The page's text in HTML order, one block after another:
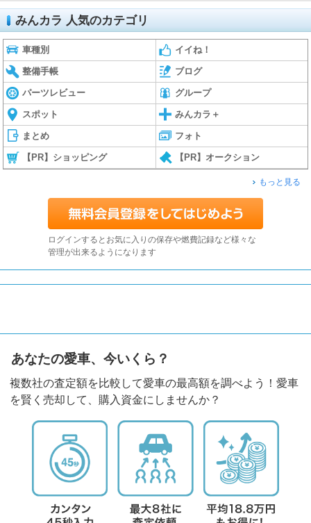
みんカラ 人気のカテゴリ
車種別 イイね！
整備手帳 ブログ
パーツレビュー グループ
スポット みんカラ＋
まとめ フォト
【PR】ショッピング 【PR】オークション
もっと見る
ログインするとお気に入りの保存や燃費記録など様々な
管理が出来るようになります
あなたの愛車、今いくら？
複数社の査定額を比較して愛車の最高額を調べよう！愛車
を賢く売却して、購入資金にしませんか？